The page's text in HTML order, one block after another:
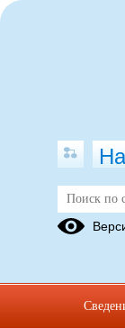
Был долгий
прекрасная